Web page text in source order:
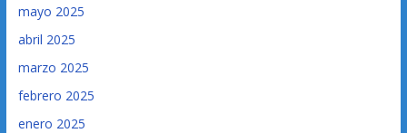
mayo 2025
abril 2025
marzo 2025
febrero 2025
enero 2025